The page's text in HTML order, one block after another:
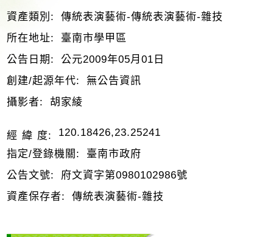
資產類別:
傳統表演藝術-傳統表演藝術-雜技
所在地址:
臺南市學甲區
公告日期:
公元2009年05月01日
創建/起源年代:
無公告資訊
攝影者:
胡家綾
經 緯 度:
120.18426,23.25241
指定/登錄機關:
臺南市政府
公告文號:
府文資字第0980102986號
資產保存者:
傳統表演藝術-雜技